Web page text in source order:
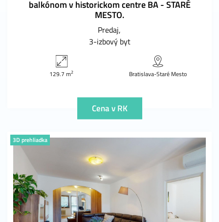
balkónom v historickom centre BA - STARÉ
MESTO.
Predaj
3-izbový byt
129.7 m2 Bratislava-Staré Mesto
Cena v RK
3D prehliadka